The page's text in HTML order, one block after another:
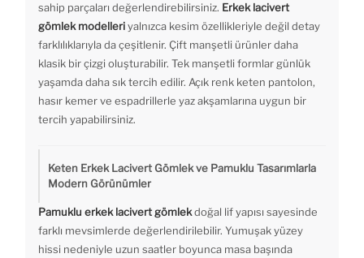
sahip parçaları değerlendirebilirsiniz. Erkek lacivert
gömlek modelleriyalnızca kesim özellikleriyle değil detay
farklılıklarıyla da çeşitlenir. Çift manşetli ürünler daha
klasik bir çizgi oluşturabilir. Tek manşetli formlar günlük
yaşamda daha sık tercih edilir. Açık renk keten pantolon,
hasır kemer ve espadrillerle yaz akşamlarına uygun bir
tercih yapabilirsiniz.
Keten Erkek Lacivert Gömlek ve Pamuklu Tasarımlarla
Modern Görünümler
Pamuklu erkek lacivert gömlekdoğal lif yapısı sayesinde
farklı mevsimlerde değerlendirilebilir. Yumuşak yüzey
hissi nedeniyle uzun saatler boyunca masa başında